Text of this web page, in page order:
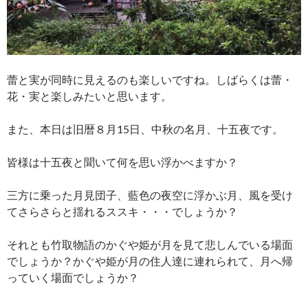
蕾と実が同時に見えるのも楽しいですね。しばらくは蕾・
花・実と楽しみたいと思います。
また、本日は旧暦８月15日、中秋の名月、十五夜です。
皆様は十五夜と聞いて何を思い浮かべますか？
三方に乗った月見団子、藍色の夜空に浮かぶ月、風を受け
てさらさらと揺れるススキ・・・でしょうか？
それとも竹取物語のかぐや姫が月を見て悲しんでいる場面
でしょうか？かぐや姫が月の住人達に連れられて、月へ帰
っていく場面でしょうか？